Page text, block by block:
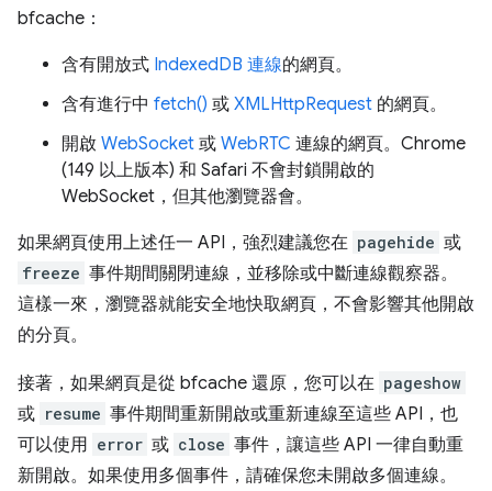
bfcache：
含有開放式 IndexedDB 連線的網頁。
含有進行中 fetch() 或 XMLHttpRequest 的網頁。
開啟 WebSocket 或 WebRTC 連線的網頁。Chrome
(149 以上版本) 和 Safari 不會封鎖開啟的
WebSocket，但其他瀏覽器會。
如果網頁使用上述任一 API，強烈建議您在 pagehide 或
freeze 事件期間關閉連線，並移除或中斷連線觀察器。
這樣一來，瀏覽器就能安全地快取網頁，不會影響其他開啟
的分頁。
接著，如果網頁是從 bfcache 還原，您可以在 pageshow
或 resume 事件期間重新開啟或重新連線至這些 API，也
可以使用 error 或 close 事件，讓這些 API 一律自動重
新開啟。如果使用多個事件，請確保您未開啟多個連線。